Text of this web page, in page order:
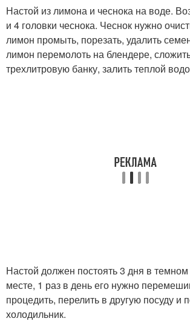
Настой из лимона и чеснока на воде.
и 4 головки чеснока. Чеснок нужно
лимон промыть, порезать, удалить
лимон перемолоть на блендере,
трехлитровую банку, залить теплой
Настой должен постоять 3 дня в
месте, 1 раз в день его нужно
процедить, перелить в другую посуду и
холодильник.